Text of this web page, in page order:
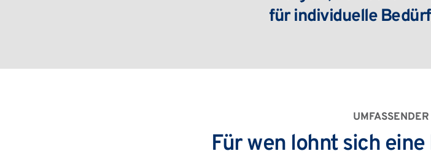
für individuelle
Für wen lohnt sich